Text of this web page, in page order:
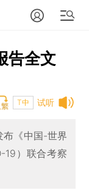
告全文
试听
T中
布《中国-世界
19）联合考察